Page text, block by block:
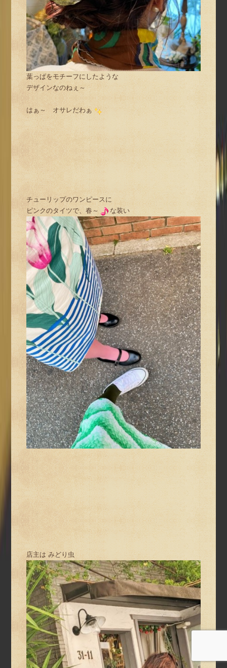
葉っぱをモチーフにしたような
デザインなのねぇ～
はぁ～ オサレだわぁ
チューリップのワンピースに
ピンクのタイツで、春～
な装い
店主は みどり虫